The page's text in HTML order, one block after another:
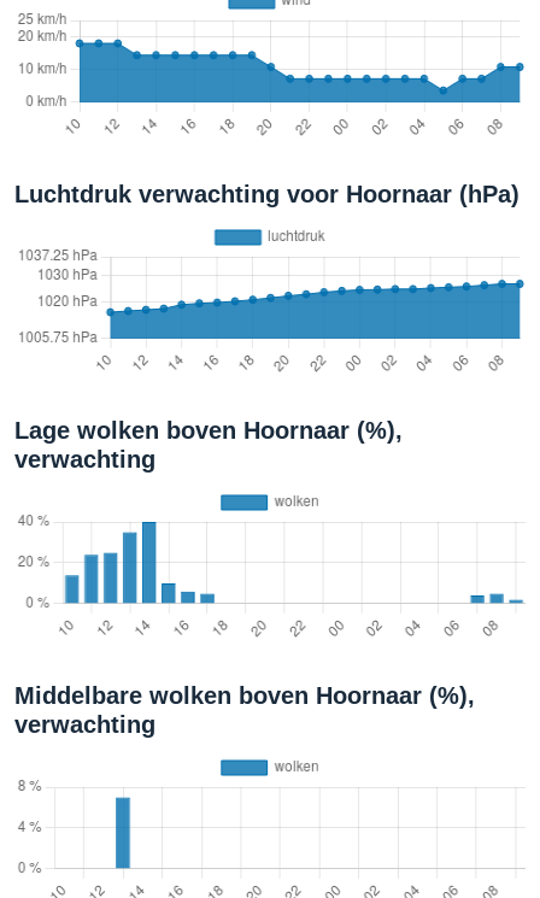
Luchtdruk verwachting voor Hoornaar (hPa)
Lage wolken boven Hoornaar (%),
verwachting
Middelbare wolken boven Hoornaar (%),
verwachting